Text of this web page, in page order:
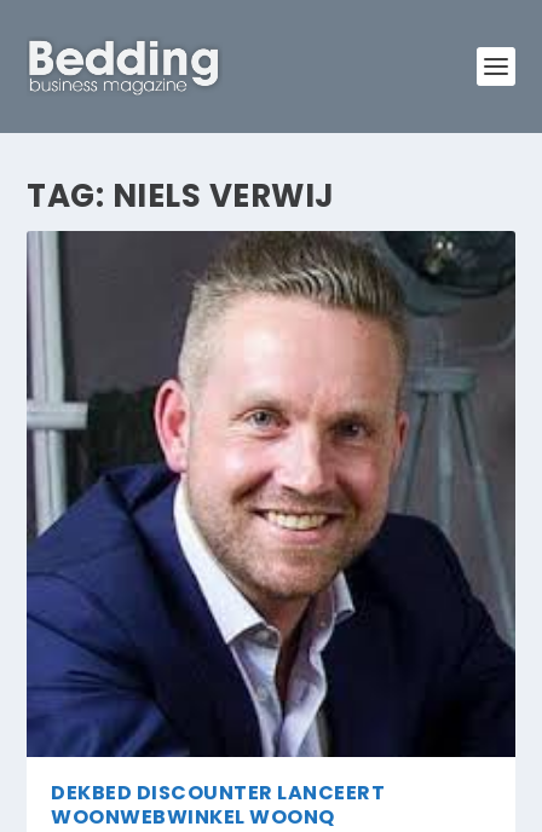
TAG: NIELS VERWIJ
DEKBED DISCOUNTER LANCEERT
WOONWEBWINKEL WOONQ